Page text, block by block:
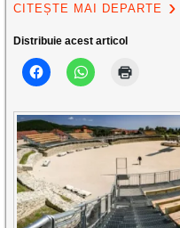
CITEȘTE MAI DEPARTE
Distribuie acest articol